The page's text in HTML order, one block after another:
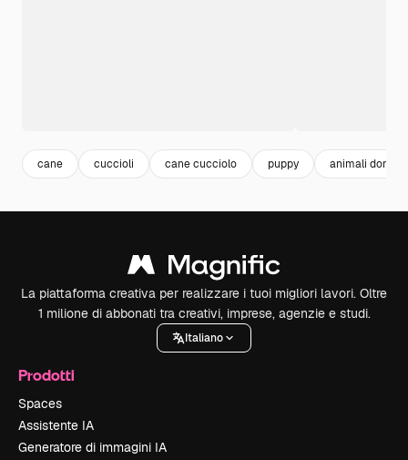
cane cuccioli cane cucciolo puppy animali
La piattaforma creativa per realizzare i tuoi migliori lavori. Oltre
1 milione di abbonati tra creativi, imprese, agenzie e studi.
Italiano
Prodotti
Spaces
Assistente IA
Generatore di immagini IA